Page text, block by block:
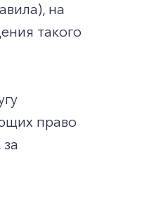
на
такого
право